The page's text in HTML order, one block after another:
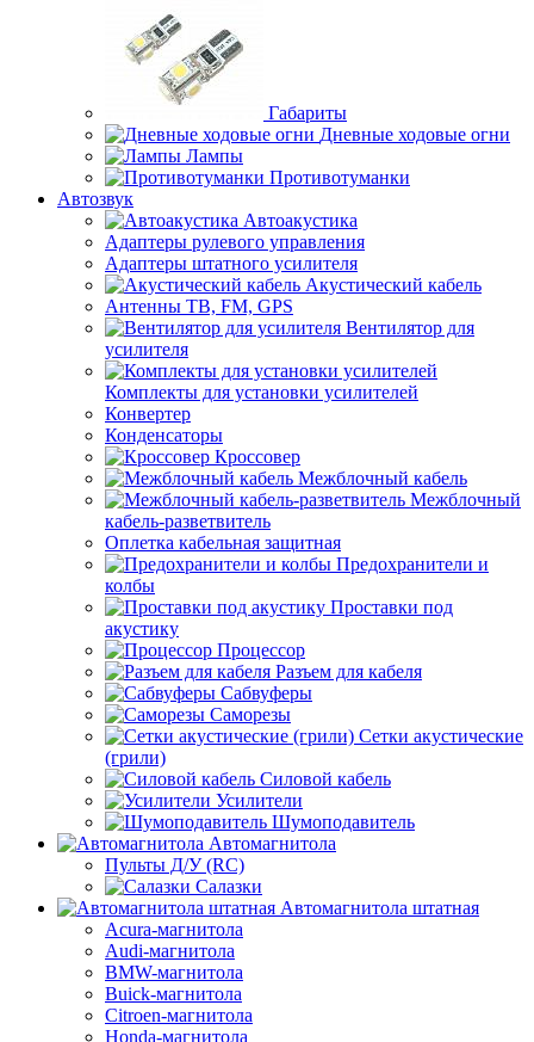
Габариты
Дневные ходовые огни
Лампы
Противотуманки
Автозвук
Автоакустика
Адаптеры рулевого управления
Адаптеры штатного усилителя
Акустический кабель
Антенны ТВ, FM, GPS
Вентилятор для
усилителя
Комплекты для установки усилителей
Конвертер
Конденсаторы
Кроссовер
Межблочный кабель
Межблочный
кабель-разветвитель
Оплетка кабельная защитная
Предохранители и
колбы
Проставки под
акустику
Процессор
Разъем для кабеля
Сабвуферы
Саморезы
Сетки акустические
(грили)
Силовой кабель
Усилители
Шумоподавитель
Автомагнитола
Пульты Д/У (RC)
Салазки
Автомагнитола штатная
Acura-магнитола
Audi-магнитола
BMW-магнитола
Buick-магнитола
Citroen-магнитола
Honda-магнитола